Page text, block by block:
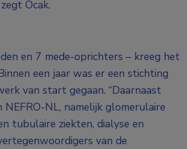
Ocak.
en 7 mede-oprichters – kreeg het
een jaar was er een stichting
van start gegaan. “Daarnaast
NL, namelijk glomerulaire
tubulaire ziekten, dialyse en
van de